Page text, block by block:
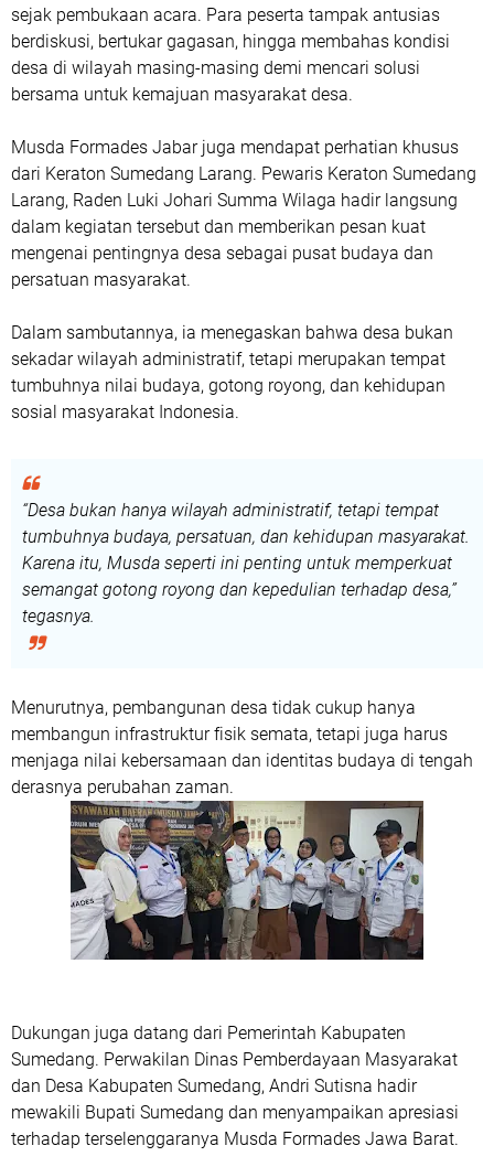
sejak pembukaan acara. Para peserta tampak antusias
berdiskusi, bertukar gagasan, hingga membahas kondisi
desa di wilayah masing-masing demi mencari solusi
bersama untuk kemajuan masyarakat desa.
Musda Formades Jabar juga mendapat perhatian khusus
dari Keraton Sumedang Larang. Pewaris Keraton Sumedang
Larang, Raden Luki Johari Summa Wilaga hadir langsung
dalam kegiatan tersebut dan memberikan pesan kuat
mengenai pentingnya desa sebagai pusat budaya dan
persatuan masyarakat.
Dalam sambutannya, ia menegaskan bahwa desa bukan
sekadar wilayah administratif, tetapi merupakan tempat
tumbuhnya nilai budaya, gotong royong, dan kehidupan
sosial masyarakat Indonesia.
“Desa bukan hanya wilayah administratif, tetapi tempat
tumbuhnya budaya, persatuan, dan kehidupan masyarakat.
Karena itu, Musda seperti ini penting untuk memperkuat
semangat gotong royong dan kepedulian terhadap desa,”
tegasnya.
Menurutnya, pembangunan desa tidak cukup hanya
membangun infrastruktur fisik semata, tetapi juga harus
menjaga nilai kebersamaan dan identitas budaya di tengah
derasnya perubahan zaman.
Dukungan juga datang dari Pemerintah Kabupaten
Sumedang. Perwakilan Dinas Pemberdayaan Masyarakat
dan Desa Kabupaten Sumedang, Andri Sutisna hadir
mewakili Bupati Sumedang dan menyampaikan apresiasi
terhadap terselenggaranya Musda Formades Jawa Barat.